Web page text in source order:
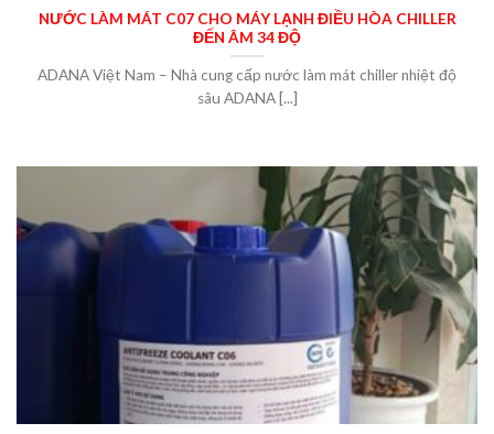
NƯỚC LÀM MÁT C07 CHO MÁY LẠNH ĐIỀU HÒA CHILLER
ĐẾN ÂM 34 ĐỘ
ADANA Việt Nam – Nhà cung cấp nước làm mát chiller nhiệt độ
sâu ADANA [...]